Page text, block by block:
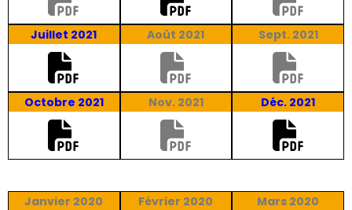
Juillet 2021 Août 2021 Sept. 2021
Octobre 2021 Nov. 2021 Déc. 2021
Janvier 2020 Février 2020 Mars 2020